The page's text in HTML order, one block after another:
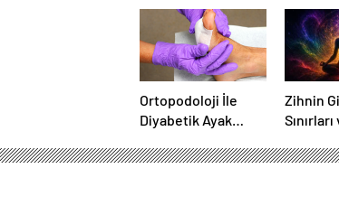
Ortopodoloji İle
Diyabetik Ayak
Zihnin